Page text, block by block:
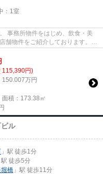
： 1室
事務所物件をはじめ、飲食・美
舗物件をご紹介しております。
115,390円)
150.007万円
積：173.38㎡
ル
」駅 徒歩1分
駅 徒歩5分
橋 」駅 徒歩11分